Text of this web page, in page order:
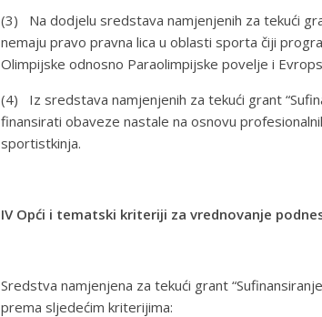
(3) Na dodjelu sredstava namjenjenih za tekući
nemaju pravo pravna lica u oblasti sporta čiji
Olimpijske odnosno Paraolimpijske povelje i
(4) Iz sredstava namjenjenih za tekući grant
finansirati obaveze nastale na osnovu
sportistkinja.
IV Opći i tematski kriteriji za vrednovanje
Sredstva namjenjena za tekući grant
prema sljedećim kriterijima: